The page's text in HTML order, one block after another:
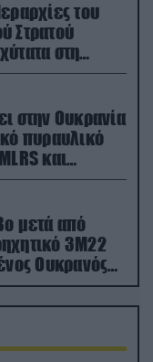
του
Στρατού
στη
στην Ουκρανία
πυραυλικό
και
μετά από
3M22
Ουκρανός
(βίντεο)